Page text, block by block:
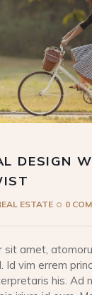
DESIGN
ESTATE 0
sit amet,
Id vim errem
his. Ad